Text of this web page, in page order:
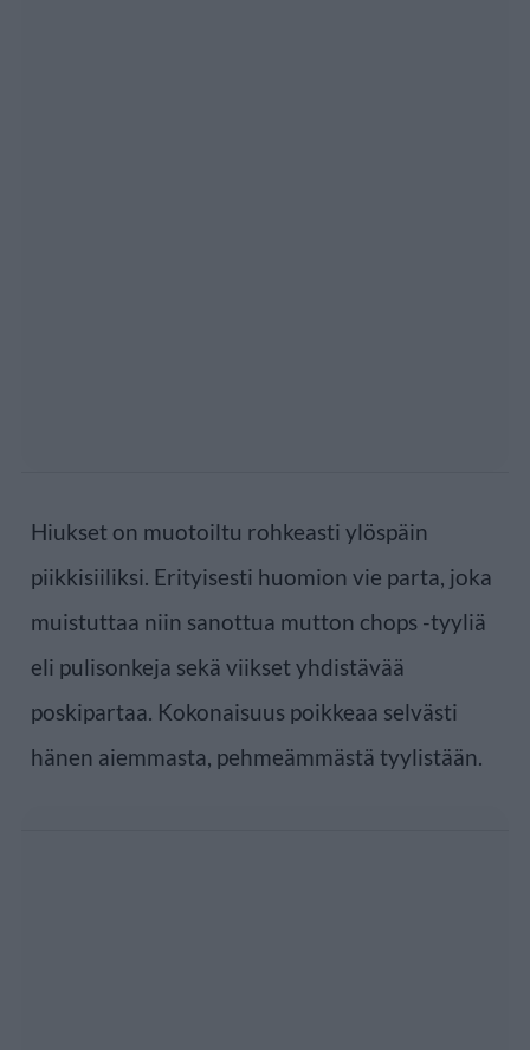
Hiukset on muotoiltu rohkeasti ylöspäin
piikkisiiliksi. Erityisesti huomion vie parta, joka
muistuttaa niin sanottua mutton chops -tyyliä
eli pulisonkeja sekä viikset yhdistävää
poskipartaa. Kokonaisuus poikkeaa selvästi
hänen aiemmasta, pehmeämmästä tyylistään.